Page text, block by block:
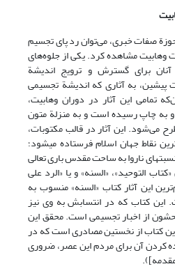
صفات خبری، می‌توان رد پای تجسیم
وهابیت مشاهده کرد. یکی از جلوه‌های
برای گسترش و ترویج اندیشة
به آثاری که اندیشة تجسیمی
تمامی این آثار در دوران وهابیت،
به چاپ رسیده است و به ‌منزلة متون
می‌شود. این آثار در قالب مکتوبات،
نقاط جهان اسلام فرستاده می‏شود؛
ناروا به ساحت مقدس باری تعالی
التوحید»، «السنه» و یا «الرد علی
این آثار کتاب «السنه» منسوب به
این کتاب که در انتسابش به وی نیز
از اخبار تجسیمی است. محقق این
کتاب از نخستین مصادری است که در
کردن آن برای مردم این عصر، ضروری